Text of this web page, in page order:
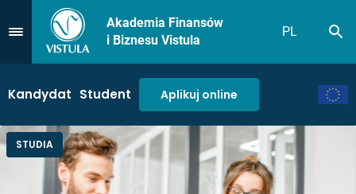
Przejdź do Menu
Akademia Finansów
i Biznesu Vistula
PL
Kandydat Student Aplikuj online
STUDIA